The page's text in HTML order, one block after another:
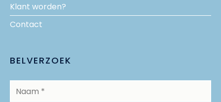
Klant worden?
Contact
BELVERZOEK